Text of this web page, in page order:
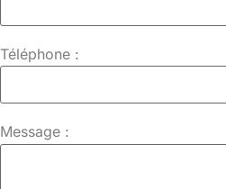
Téléphone :
Message :